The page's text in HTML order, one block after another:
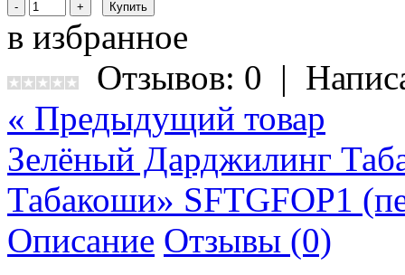
в избранное
Отзывов: 0 |
« Предыдущий товар
Зелёный Дарджилинг
Табакоши» SFTGFOP1
Описание Отзывы (0)